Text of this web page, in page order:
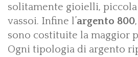
solitamente gioielli,
vassoi. Infine l’argento 800
sono costituite la maggior
Ogni tipologia di argento